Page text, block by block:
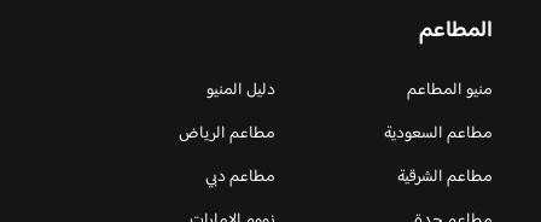
المطاعم
منيو المطاعم
دليل المنيو
مطاعم السعودية
مطاعم الرياض
مطاعم الشرقية
مطاعم دبي